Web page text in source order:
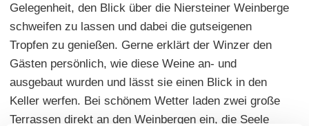
Gelegenheit, den Blick über die Niersteiner Weinberge
schweifen zu lassen und dabei die gutseigenen
Tropfen zu genießen. Gerne erklärt der Winzer den
Gästen persönlich, wie diese Weine an- und
ausgebaut wurden und lässt sie einen Blick in den
Keller werfen. Bei schönem Wetter laden zwei große
Terrassen direkt an den Weinbergen ein, die Seele